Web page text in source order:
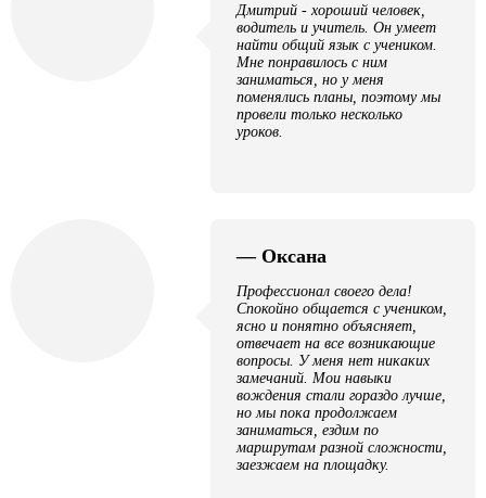
Дмитрий - хороший человек,
водитель и учитель. Он умеет
найти общий язык с учеником.
Мне понравилось с ним
заниматься, но у меня
поменялись планы, поэтому мы
провели только несколько
уроков.
— Оксана
Профессионал своего дела!
Спокойно общается с учеником,
ясно и понятно объясняет,
отвечает на все возникающие
вопросы. У меня нет никаких
замечаний. Мои навыки
вождения стали гораздо лучше,
но мы пока продолжаем
заниматься, ездим по
маршрутам разной сложности,
заезжаем на площадку.